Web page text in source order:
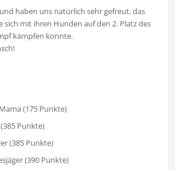
haben uns natürlich sehr gefreut, das
sich mit ihren Hunden auf den 2. Platz des
kämpfen konnte.
(175 Punkte)
Punkte)
(385 Punkte)
(390 Punkte)